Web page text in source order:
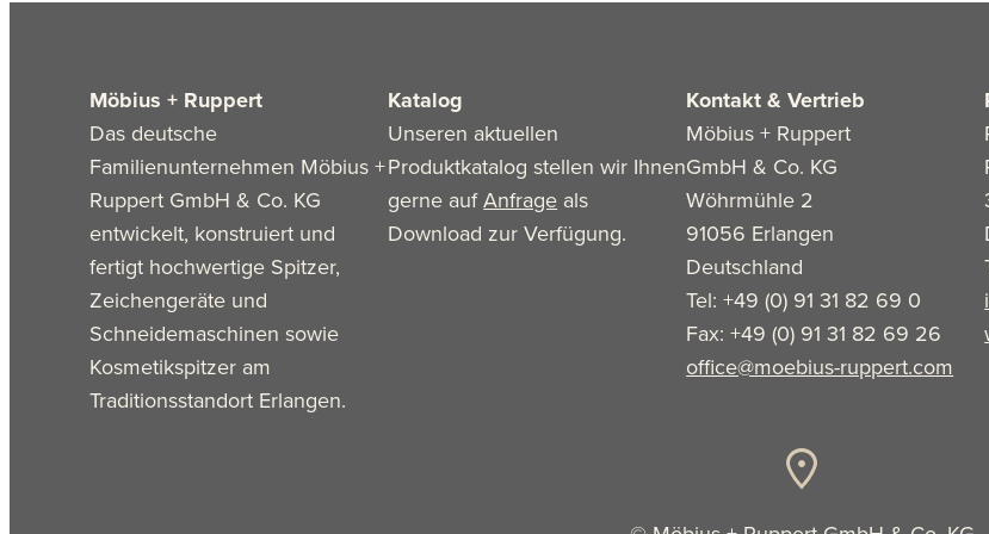
Möbius + Ruppert
Das deutsche
Familienunternehmen Möbius +
Ruppert GmbH & Co. KG
entwickelt, konstruiert und
fertigt hochwertige Spitzer,
Zeichengeräte und
Schneidemaschinen sowie
Kosmetikspitzer am
Traditionsstandort Erlangen.
Katalog
Unseren aktuellen
Produktkatalog stellen wir Ihnen
gerne aufAnfrage als
Download zur Verfügung.
Kontakt & Vertrieb
Möbius + Ruppert
GmbH & Co. KG
Wöhrmühle 2
91056 Erlangen
Deutschland
Tel: +49 (0) 91 31 82 69 0
Fax: +49 (0) 91 31 82 69 26
office@moebius-ruppert.com